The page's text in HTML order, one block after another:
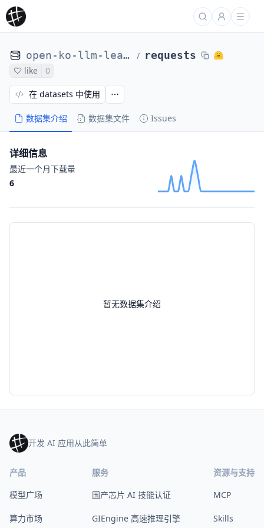
open-ko-llm-leaderboard / requests
like 0
数据集介绍 数据集文件 Issues
在 datasets 中使用
暂无数据集介绍
详细信息
最近一个月下载量
6
开发 AI 应用从此简单
产品
模型广场
算力市场
服务
国产芯片 AI 技能认证
GIEngine 高速推理引擎
资源与支持
MCP
Skills